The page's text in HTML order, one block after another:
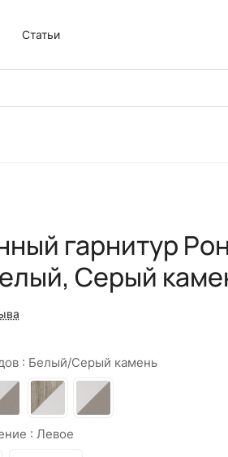
Статьи
гарнитур
Серый
: Белый/Серый камень
: Левое